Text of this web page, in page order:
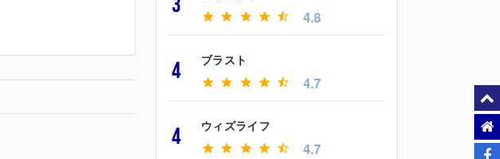
4.8
4 ブラスト
4.7
4 ウィズライフ
4.7